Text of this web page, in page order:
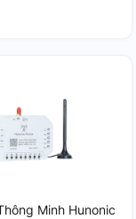
Minh Hunonic